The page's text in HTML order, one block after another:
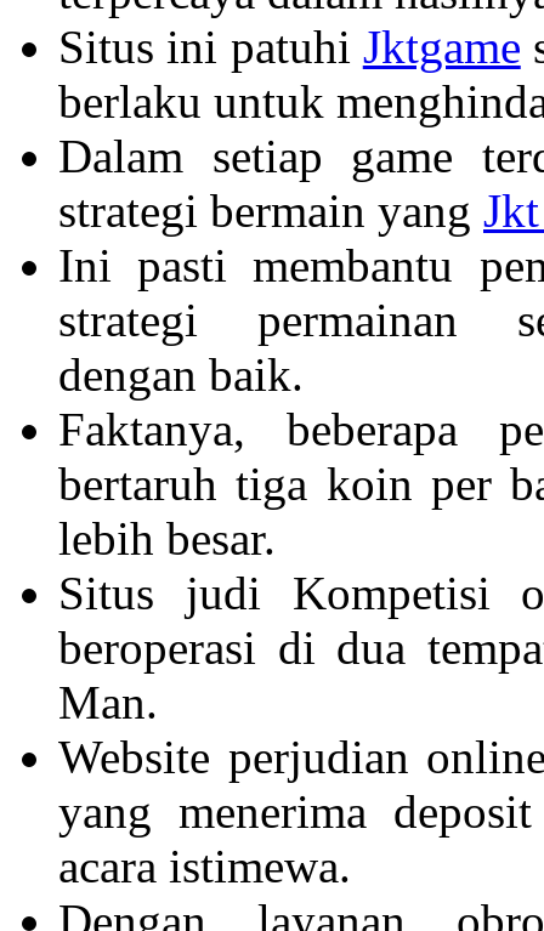
Situs ini patuhi Jktgame
berlaku untuk
Dalam setiap game
strategi bermain yang
Ini pasti membantu
strategi permainan
dengan baik.
Faktanya, beberapa
bertaruh tiga koin per
lebih besar.
Situs judi Kompetisi
beroperasi di dua
Man.
Website perjudian
yang menerima
acara istimewa.
Dengan layanan